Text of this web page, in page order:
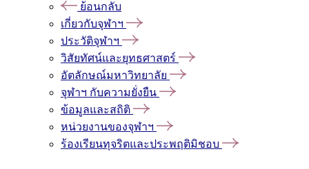
ย้อนกลับ
เกี่ยวกับจุฬาฯ
ประวัติจุฬาฯ
วิสัยทัศน์และยุทธศาสตร์
อัตลักษณ์มหาวิทยาลัย
จุฬาฯ กับความยั่งยืน
ข้อมูลและสถิติ
หน่วยงานของจุฬาฯ
ร้องเรียนทุจริตและประพฤติมิชอบ